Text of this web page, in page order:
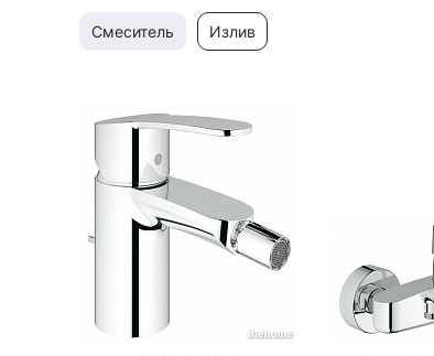
смеситель излив